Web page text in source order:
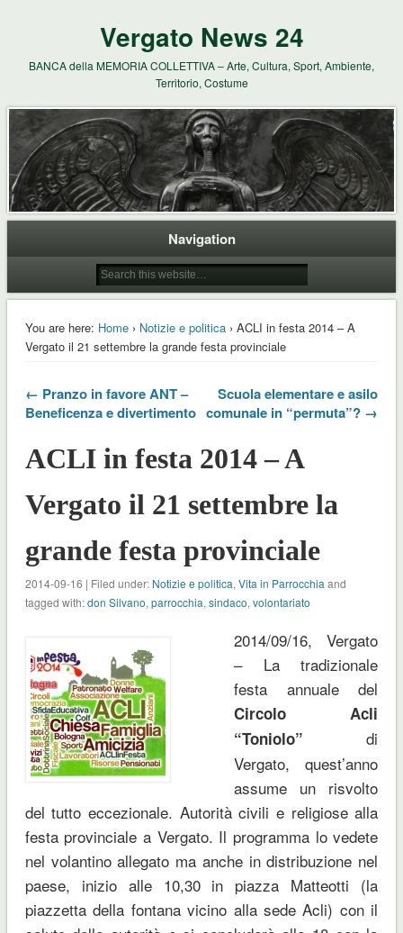
Vergato News 24
BANCA della MEMORIA COLLETTIVA – Arte, Cultura, Sport, Ambiente,
Territorio, Costume
Navigation
You are here: Home› Notizie e politica› ACLI in festa 2014 – A
Vergato il 21 settembre la grande festa provinciale
← Pranzo in favore ANT –
Beneficenza e divertimento
Scuola elementare e asilo
comunale in “permuta”? →
ACLI in festa 2014 – A
Vergato il 21 settembre la
grande festa provinciale
2014-09-16 | Filed under: Notizie e politica, Vita in Parrocchia and
tagged with:don Silvano, parrocchia, sindaco, volontariato
2014/09/16, Vergato
– La tradizionale
festa annuale del
Circolo Acli
“Toniolo” di
Vergato, quest’anno
assume un risvolto
del tutto eccezionale. Autorità civili e religiose alla
festa provinciale a Vergato. Il programma lo vedete
nel volantino allegato ma anche in distribuzione nel
paese, inizio alle 10,30 in piazza Matteotti (la
piazzetta della fontana vicino alla sede Acli) con il